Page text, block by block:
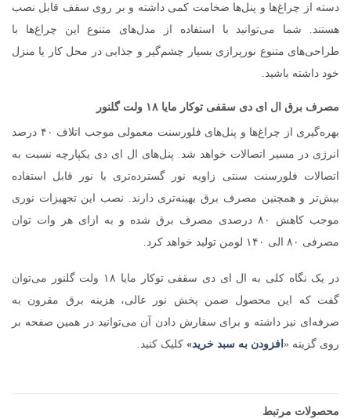
دسته از چراغ‌ها و پنل‌ها ضخامت کمی داشته و بر روی سقف قابل نصب
هستند. شما می‌توانید با استفاده از مدل‌های متنوع این چراغ‌ها با
طراحی‌های متنوع نورپرازی بسیار چشم‌گیر و جذابی در محل کار یا منزل
خود داشته باشید.
مصرف برق ال ای دی سقفی توکار مایا ۱۸ ولت گلنور
بهره‌گیری از چراغ‌ها و پنل‌های فلورسنت معمولی موجب اتلاف ۴۰ درصد
انرژی در مسیر اتصالات خواهد شد. پنل‌های ال ای دی یکپارچه نسبت به
اتصالات فلورسنت سنتی زاویه نور گسترده‌تری با نور قابل استفاده
بیش‌تر و همچنین مصرف برق بهینه‌تری دارند. نصب این تجهیزات نوری
موجب کاهش ۸۰ درصدی مصرف برق شده و به ازای هر وات توان
مصرفی ۸۰ الی ۱۴۰ لومن تولید خواهد کرد.
در یک نگاه کلی به ال ای دی سقفی توکار مایا ۱۸ ولت گلنور می‌توان
گفت که این محصول ضمن پخش نور عالی، هزینه برق مقرون به
صرفه‌ای نیز داشته و برای سفارش دادن آن می‌توانید در همین صفحه بر
روی گزینه « افزودن به سبد خرید» کلیک کنید.
محصولات مرتبط